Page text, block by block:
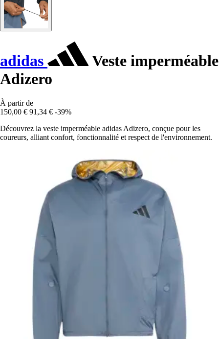
adidas
Veste imperméable
Adizero
À partir de
150,00 € 91,34 € -39%
Découvrez la veste imperméable adidas Adizero, conçue pour les
coureurs, alliant confort, fonctionnalité et respect de l'environnement.